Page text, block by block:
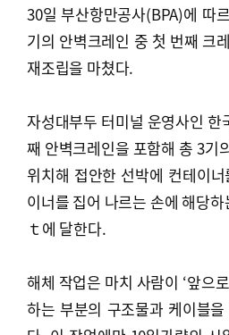
30일 부산항만공사(BPA)에 따
기의 안벽크레인 중 첫 번째 크
재조립을 마쳤다.
자성대부두 터미널 운영사인
째 안벽크레인을 포함해 총 3기
위치해 접안한 선박에 컨테이
이너를 집어 나르는 손에 해당
ｔ에 달한다.
해체 작업은 마치 사람이 ‘앞으
하는 부분의 구조물과 케이블